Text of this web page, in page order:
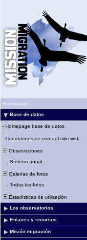
Homepage
Base de datos
- Homepage base de datos
- Condiciones de uso del sitio web
Observaciones
- Síntesis anual
Galerías de fotos
- Todas las fotos
Estadísticas de utilización
Los observatorios
Enlaces y recursos
Misión migración